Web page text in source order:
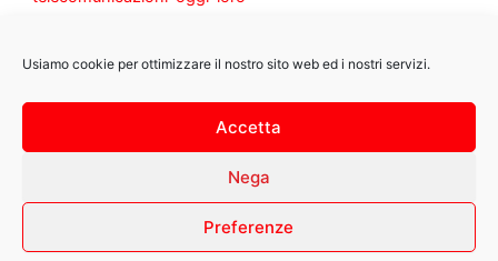
Usiamo cookie per ottimizzare il nostro sito web ed i nostri servizi.
Accetta
Nega
Preferenze
Flyout
Menu
snaternews@gmail.com| Copyright © 2026 by snaterfvg – All Right
Reserved. |Privacy Policy